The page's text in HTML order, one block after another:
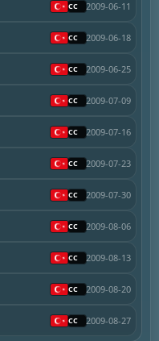
2009-06-11
2009-06-18
2009-06-25
2009-07-09
2009-07-16
2009-07-23
2009-07-30
2009-08-06
2009-08-13
2009-08-20
2009-08-27